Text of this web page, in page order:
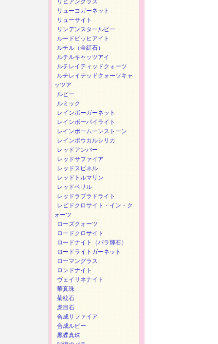
リビアングラス
リューコガーネット
リューサイト
リンデンスタールビー
ルードビッヒアイト
ルチル（金紅石）
ルチルキャッツアイ
ルチレイティッドクォーツ
ルチレイテッドクォーツキャ
ッツア
ルビー
ルミック
レインボーガーネット
レインボーパイライト
レインボームーンストーン
レインボウカルシリカ
レッドアンバー
レッドサファイア
レッドスピネル
レッドトルマリン
レッドベリル
レッドラブラドライト
レビドクロサイト・イン・ク
ォーツ
ローズクォーツ
ロードクロサイト
ロードナイト（バラ輝石）
ロードライトガーネット
ローマングラス
ロンドナイト
ヴェイリネナイト
華真珠
菊紋石
虎目石
合成サファイア
合成ルビー
黒蝶真珠